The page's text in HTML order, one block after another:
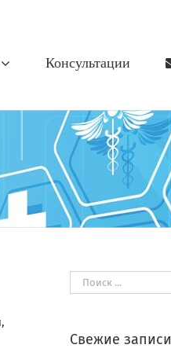
Консультации
Результат
поиска:
Свежие записи